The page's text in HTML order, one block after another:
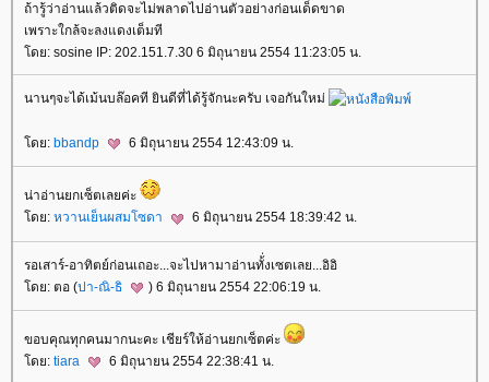
ถ้ารู้ว่าอ่านแล้วติดจะไม่พลาดไปอ่านตัวอย่างก่อนเด็ดขาด
เพราะใกล้จะลงแดงเต็มที
ดย: sosine IP: 202.151.7.30 6 มิถุนายน 2554 11:23:05 น.
นานๆจะได้เม้นบล๊อคที ยินดีที่ได้รู้จักนะครับ เจอกันใหม่
ดย: bbandp 6 มิถุนายน 2554 12:43:09 น.
น่าอ่านยกเซ็ตเลยค่ะ
ดย: หวานเย็นผสมโซดา 6 มิถุนายน 2554 18:39:42 น.
รอเสาร์-อาทิตย์ก่อนเถอะ...จะไปหามาอ่านทั้่งเซตเลย...อิอิ
ดย: ตอ (ปา-ณิ-ธิ ) 6 มิถุนายน 2554 22:06:19 น.
ขอบคุณทุกคนมากนะคะ เชียร์ให้อ่านยกเซ็ตค่ะ
ดย: tiara 6 มิถุนายน 2554 22:38:41 น.